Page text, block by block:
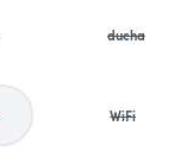
ducha
WiFi